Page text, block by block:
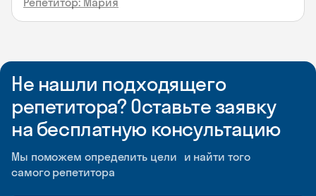
Не нашли подходящего
репетитора? Оставьте заявку
на бесплатную консультацию
Мы поможем определить цели и найти того
самого репетитора